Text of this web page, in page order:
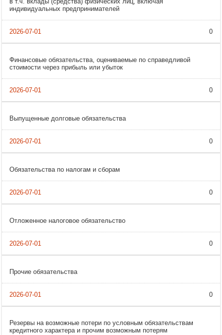
индивидуальных предпринимателей
0
Финансовые обязательства, оцениваемые по справедливой
стоимости через прибыль или убыток
0
Выпущенные долговые обязательства
0
Обязательства по налогам и сборам
0
Отложенное налоговое обязательство
0
Прочие обязательства
0
Резервы на возможные потери по условным обязательствам
кредитного характера и прочим возможным потерям